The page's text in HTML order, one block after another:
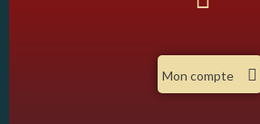
Mon compte